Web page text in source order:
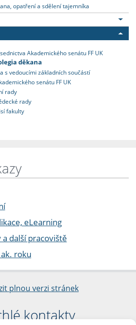
opatření a sdělení tajemníka
Akademického senátu FF UK
děkana
s vedoucími základních součástí
senátu FF UK
rady
rady
fakulty
eLearning
další pracoviště
roku
plnou verzi stránek
kontakty